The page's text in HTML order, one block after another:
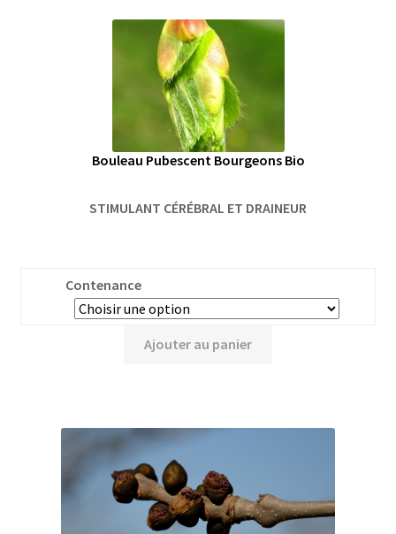
Bouleau Pubescent Bourgeons Bio
STIMULANT CÉRÉBRAL ET DRAINEUR
Contenance
Ajouter au panier